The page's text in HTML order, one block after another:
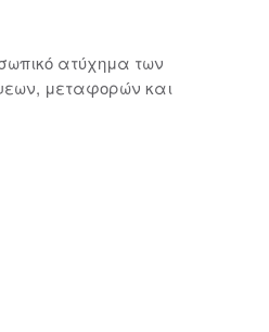
ατύχημα των
μεταφορών και